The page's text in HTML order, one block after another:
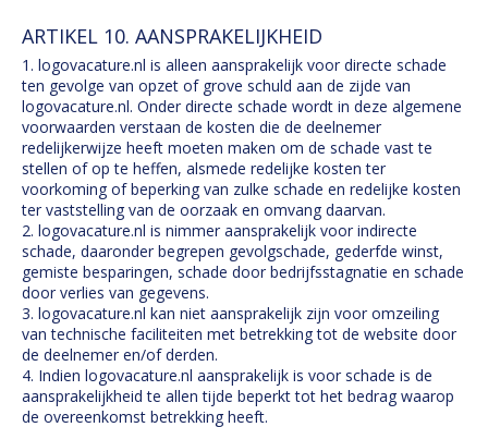
ARTIKEL 10. AANSPRAKELIJKHEID
1. logovacature.nl is alleen aansprakelijk voor directe schade
ten gevolge van opzet of grove schuld aan de zijde van
logovacature.nl. Onder directe schade wordt in deze algemene
voorwaarden verstaan de kosten die de deelnemer
redelijkerwijze heeft moeten maken om de schade vast te
stellen of op te heffen, alsmede redelijke kosten ter
voorkoming of beperking van zulke schade en redelijke kosten
ter vaststelling van de oorzaak en omvang daarvan.
2. logovacature.nl is nimmer aansprakelijk voor indirecte
schade, daaronder begrepen gevolgschade, gederfde winst,
gemiste besparingen, schade door bedrijfsstagnatie en schade
door verlies van gegevens.
3. logovacature.nl kan niet aansprakelijk zijn voor omzeiling
van technische faciliteiten met betrekking tot de website door
de deelnemer en/of derden.
4. Indien logovacature.nl aansprakelijk is voor schade is de
aansprakelijkheid te allen tijde beperkt tot het bedrag waarop
de overeenkomst betrekking heeft.